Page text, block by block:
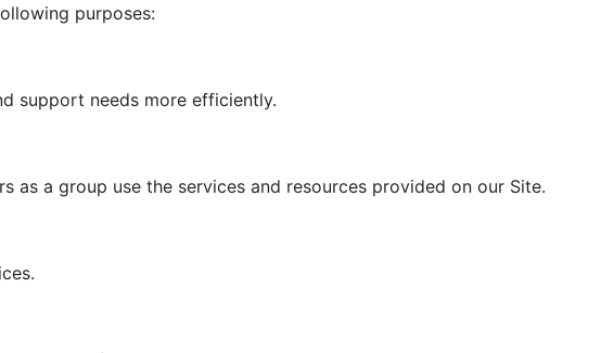
purposes:
support needs more efficiently.
as a group use the services and resources provided on our Site.